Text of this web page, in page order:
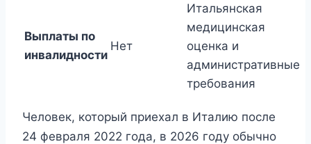
Выплаты по
инвалидности
Нет
Итальянская
медицинская
оценка и
административные
требования
Человек, который приехал в Италию после
24 февраля 2022 года, в 2026 году обычно